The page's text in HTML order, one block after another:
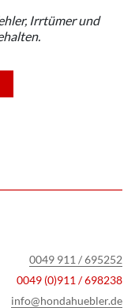
Irrtümer und
0049 911 / 695252
0049 (0)911 / 698238
info@hondahuebler.de